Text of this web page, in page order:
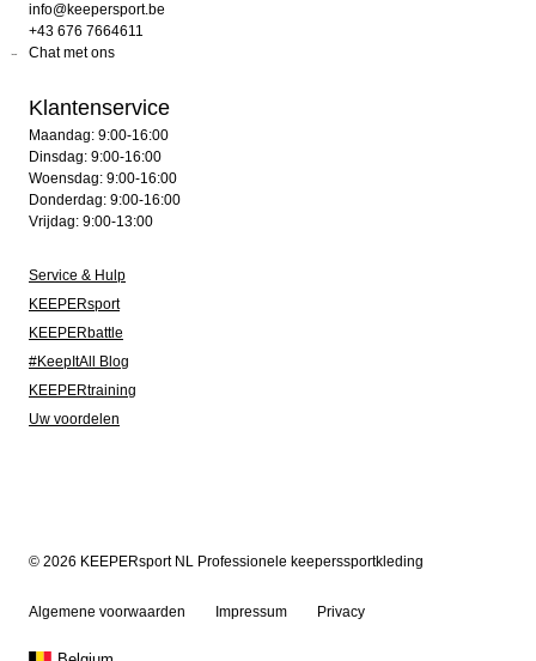
info@keepersport.be
+43 676 7664611
Chat met ons
Klantenservice
Maandag: 9:00-16:00
Dinsdag: 9:00-16:00
Woensdag: 9:00-16:00
Donderdag: 9:00-16:00
Vrijdag: 9:00-13:00
Service & Hulp
KEEPERsport
KEEPERbattle
#KeepItAll Blog
KEEPERtraining
Uw voordelen
© 2026 KEEPERsport NL Professionele keeperssportkleding
Algemene voorwaarden Impressum Privacy